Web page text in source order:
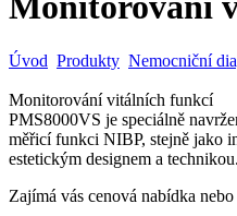
Úvod Produkty Nemocniční
Monitorování vitálních funkcí
PMS8000VS je speciálně
měřicí funkci NIBP, stejně jako
estetickým designem a technikou.
Zajímá vás cenová nabídka